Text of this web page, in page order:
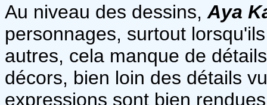
Au niveau des dessins, Aya
personnages, surtout
autres, cela manque de
décors, bien loin des détails
expressions sont bien